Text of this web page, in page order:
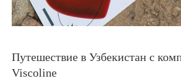
Путешествие в Узбекистан с
Viscoline